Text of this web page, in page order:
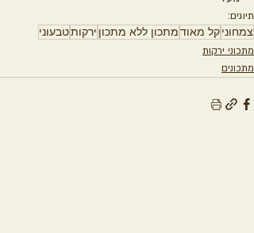
תיוגים:
צמחוניקל מאודמתכון ללא מתכון ירקותטבעוני
מתכוני ירקות
מתכונים